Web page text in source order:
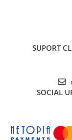
Tablouri electrice
Lumina (Becuri si
Laptop & PC
cabluri USB,
Lichidare de stoc
SUPORT
SOCIAL